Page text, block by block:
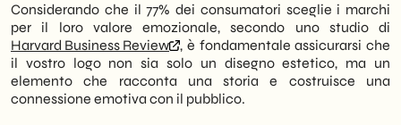
Considerando che il 77% dei consumatori sceglie i marchi
per il loro valore emozionale, secondo uno studio di
Harvard Business Review
, è fondamentale assicurarsi che
il vostro logo non sia solo un disegno estetico, ma un
elemento che racconta una storia e costruisce una
connessione emotiva con il pubblico.